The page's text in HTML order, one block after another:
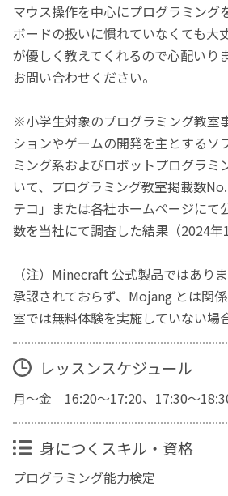
マウス操作を中心にプログラミング
ボードの扱いに慣れていなくても大
が優しく教えてくれるので心配いり
お問い合わせください。
※小学生対象のプログラミング教室
ションやゲームの開発を主とするソ
ミング系およびロボットプログラミ
いて、プログラミング教室掲載数
テコ」または各社ホームページにて
数を当社にて調査した結果（2024年
（注）Minecraft 公式製品ではあり
承認されておらず、Mojang とは関
室では無料体験を実施していない場
レッスンスケジュール
月～金 16:20～17:20、17:30～
身につくスキル・資格
プログラミング能力検定